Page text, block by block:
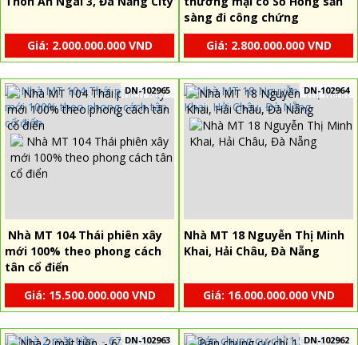
Giá: 2.000.000.000 VND
sàng đi công chứng
Giá: 2.800.000.000 VND
DN-102965
Nhà MT 104 Thái phiên xây
mới 100% theo phong cách
tân cổ điển
Giá: 15.500.000.000 VND
DN-102964
Nhà MT 18 Nguyễn Thị Minh
Khai, Hải Châu, Đà Nẵng
Giá: 16.000.000.000 VND
DN-102963 DN-102962